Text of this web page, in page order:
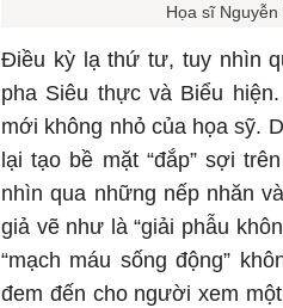
Họa sĩ
Điều kỳ lạ thứ tư, tuy nhìn
pha Siêu thực và Biểu
mới không nhỏ của họa sỹ.
lại tạo bề mặt “đắp” sợi
nhìn qua những nếp nhăn
giả vẽ như là “giải phẫu
“mạch máu sống động”
đem đến cho người xem